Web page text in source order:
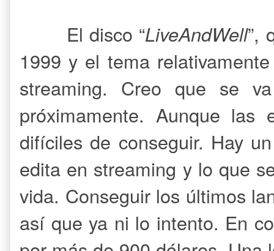
El disco “LiveAndWell”,
1999 y el tema
streaming. Creo que se
próximamente. Aunque las
difíciles de conseguir. Hay
edita en streaming y lo que
vida. Conseguir los últimos
así que ya ni lo intento. En